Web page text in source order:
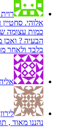
אלוהי.
כמות עצומה
הבעיה ?
בלבד ולאחר
נהננו מאוד ,